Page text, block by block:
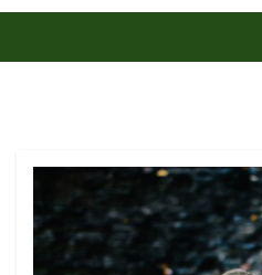
DERNEĞIN FAALIYET ALANI